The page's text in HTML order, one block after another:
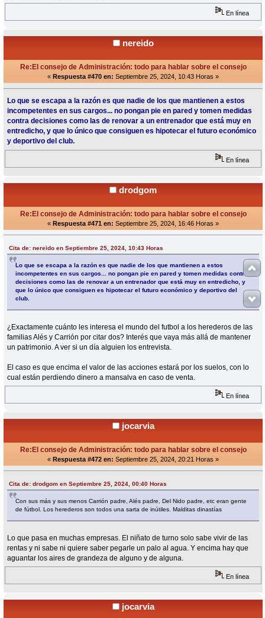
En línea
nereido
Re:El consejo de Administración: todo para hablar sobre el consejo
« Respuesta #470 en: Septiembre 25, 2024, 10:43 Horas »
Lo que se escapa a la razón es que nadie de los que mantienen a estos
incompetentes en sus cargos... no pongan pie en pared y tomen medidas
contra decisiones como las de renovar a un entrenador que está muy en
entredicho, y que lo único que consiguen es hipotecar el futuro económico
y deportivo del club.
En línea
drodgom
Re:El consejo de Administración: todo para hablar sobre el consejo
« Respuesta #471 en: Septiembre 25, 2024, 16:46 Horas »
Cita de: nereido en Septiembre 25, 2024, 10:43 Horas
Lo que se escapa a la razón es que nadie de los que mantienen a estos
incompetentes en sus cargos... no pongan pie en pared y tomen medidas contra
decisiones como las de renovar a un entrenador que está muy en entredicho, y
que lo único que consiguen es hipotecar el futuro económico y deportivo del
club.
¿Exactamente cuánto les interesa el mundo del futbol a los herederos de las
familias Alés y Carrión por citar dos? Interés que vaya más allá de mantener
un patrimonio. A ver si un día alguien los entrevista.
El caso es que encima el valor de las acciones estará por los suelos, con lo
cual están perdiendo dinero a mansalva en caso de venta.
En línea
jocarvia
Re:El consejo de Administración: todo para hablar sobre el consejo
« Respuesta #472 en: Septiembre 25, 2024, 20:21 Horas »
Cita de: drodgom en Septiembre 25, 2024, 00:40 Horas
Con sus más y sus menos Carrión padre, Alés padre, Del Nido padre, etc eran gente
de fútbol. Los herederos son todos una sarta de inútiles. Malditas dinastías
Lo que pasa en muchas empresas. El niñato de turno solo sabe vivir de las
rentas y ni sabe ni quiere saber pegarle un palo al agua. Y encima hay que
aguantar los aires de grandeza de alguno y de alguna.
En línea
jocarvia